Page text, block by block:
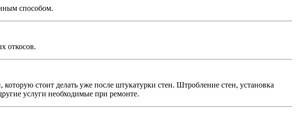
способом.
откосов.
стоит делать уже после штукатурки стен. Штробление стен, установка
услуги необходимые при ремонте.